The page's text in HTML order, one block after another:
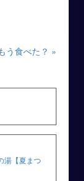
う食べた？ »
湯【夏まつ